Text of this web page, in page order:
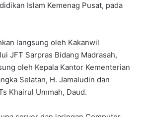
Islam Kemenag Pusat, pada
langsung oleh Kakanwil
JFT Sarpras Bidang Madrasah,
oleh Kepala Kantor Kementerian
Selatan, H. Jamaludin dan
Khairul Ummah, Daud.